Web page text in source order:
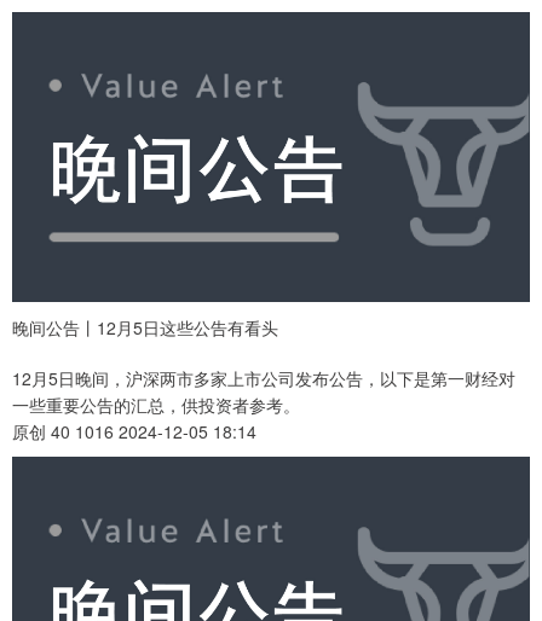
晚间公告丨12月5日这些公告有看头
12月5日晚间，沪深两市多家上市公司发布公告，以下是第一财经对
一些重要公告的汇总，供投资者参考。
原创 40 1016 2024-12-05 18:14